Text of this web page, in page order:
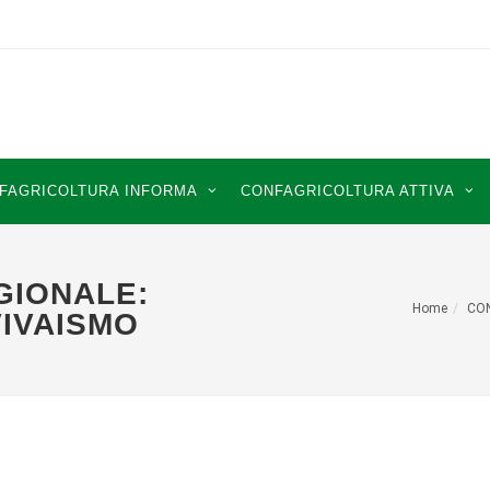
INFORMA CONFAGRICOLTURA ATTIVA
Home